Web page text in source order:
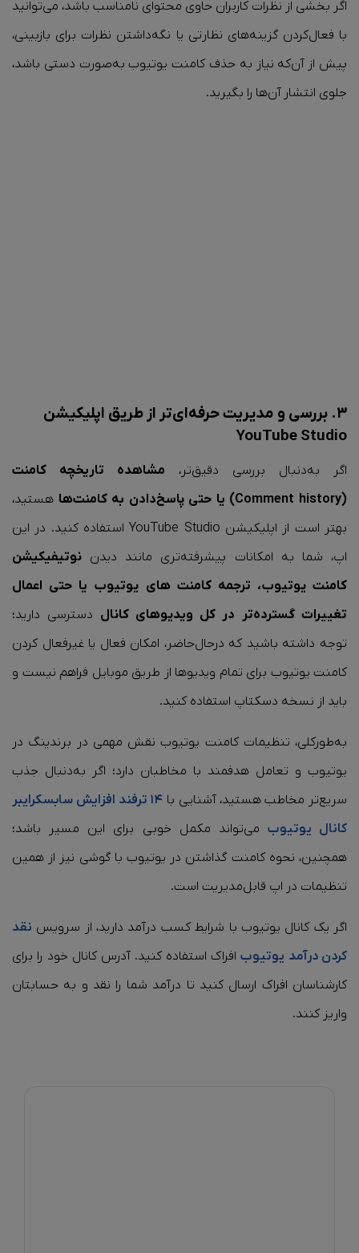
اگر بخشی از نظرات کاربران حاوی محتوای نامناسب باشد، می‌توانید
با فعال‌کردن گزینه‌های نظارتی یا نگه‌داشتن نظرات برای بازبینی،
پیش از آن‌که نیاز به حذف کامنت یوتیوب به‌صورت دستی باشد،
جلوی انتشار آن‌ها را بگیرید.
۳. بررسی و مدیریت حرفه‌ای‌تر از طریق اپلیکیشن
YouTube Studio
اگر به‌دنبال بررسی دقیق‌تر، مشاهده تاریخچه کامنت
(Comment history) یا حتی پاسخ‌دادن به کامنت‌ها
هستید،
بهتر است از اپلیکیشن YouTube Studio استفاده کنید. در این
اپ، شما به امکانات پیشرفته‌تری مانند دیدن نوتیفیکیشن
کامنت یوتیوب، ترجمه کامنت‌ های یوتیوب یا حتی اعمال
تغییرات گسترده‌تر در کل ویدیوهای کانال دسترسی دارید؛
توجه داشته باشید که درحال‌حاضر، امکان فعال یا غیرفعال کردن
کامنت یوتیوب برای تمام ویدیوها از طریق موبایل فراهم نیست و
باید از نسخه دسکتاپ استفاده کنید.
به‌طور‌کلی، تنظیمات کامنت یوتیوب نقش مهمی در برندینگ در
یوتیوب و تعامل هدفمند با مخاطبان دارد؛ اگر به‌دنبال جذب
سریع‌تر مخاطب هستید، آشنایی با
۱۴ ترفند افزایش سابسکرایبر
کانال یوتیوب می‌تواند مکمل خوبی برای این مسیر باشد؛
همچنین، نحوه کامنت گذاشتن در یوتیوب با گوشی نیز از همین
تنظیمات در اپ قابل‌مدیریت است.
اگر یک کانال یوتیوب با شرایط کسب درآمد دارید، از سرویس نقد
کردن درآمد یوتیوبافراک استفاده کنید. آدرس کانال خود را برای
کارشناسان افراک ارسال کنید تا درآمد شما را نقد و به حسابتان
واریز کنند.